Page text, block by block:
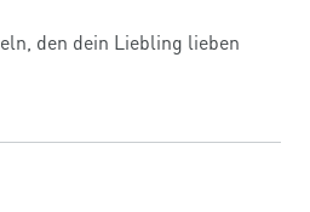
den dein Liebling lieben